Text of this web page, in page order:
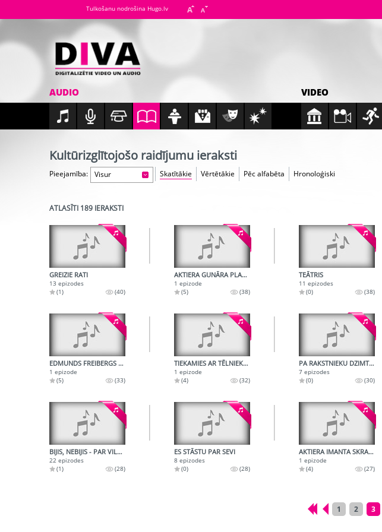
Tulkošanu nodrošina Hugo.lv
AUDIO VIDEO
Kultūrizglītojošo raidījumu ieraksti
Pieejamība: Visur Skatītākie Vērtētākie Pēc alfabēta Hronoloģiski
ATLASĪTI 189 IERAKSTI
GREIZIE RATI
13 epizodes
(1)
(40)
AKTIERA GUNĀRA PLACĒNA RADIOPORTRETS
1 epizode
(5)
(38)
TEĀTRIS
11 epizodes
(0)
(38)
EDMUNDS FREIBERGS - AKTIERIS UN REŽISORS
1 epizode
(5)
(33)
TIEKAMIES AR TĒLNIEKU JURI MAURIŅU
1 epizode
(4)
(32)
PA RAKSTNIEKU DZIMTAJĀM VIETĀM
7 epizodes
(0)
(30)
BIJIS, NEBIJIS - PAR VILKU
22 epizodes
(1)
(28)
ES STĀSTU PAR SEVI
8 epizodes
(0)
(28)
AKTIERA IMANTA SKRASTIŅA MONOLOGI
1 epizode
(4)
(27)
1 2 3